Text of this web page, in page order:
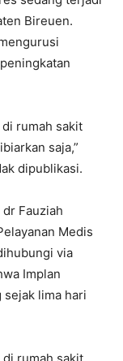
Bireuen.
di rumah sakit
saja,”
dipublikasi.
Fauziah
Medis
via
Implan
lima hari